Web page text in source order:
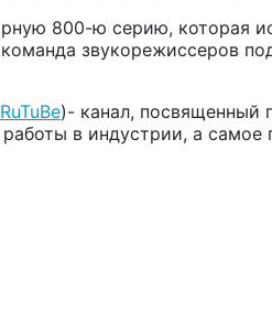
800-ю серию, которая
звукорежиссеров
)- канал,
в индустрии, а самое